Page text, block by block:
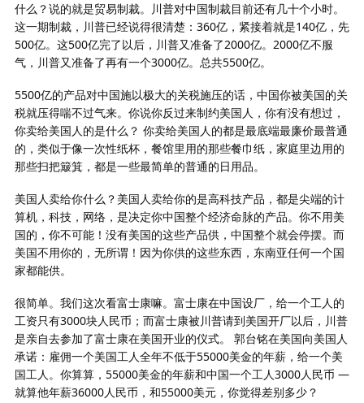
什么？说的就是贸易制裁。川普对中国制裁目前还有几十个小时。
这一期制裁，川普已经说得很清楚：360亿，紧接着就是140亿，先
500亿。这500亿完了以后，川普又准备了2000亿。2000亿不服
气，川普又准备了再有一个3000亿。总共5500亿。
5500亿的产品对中国施以极大的关税施压的话，中国你被美国的关
税就压得喘不过气来。你说你反过来制约美国人，你有没有想过，
你卖给美国人的是什么？ 你卖给美国人的都是最底端最廉价最普通
的，类似于像一次性纸杯，餐馆里用的那些餐巾纸，家庭里边用的
那些扫把簸箕，都是一些最简单的普通的日用品。
美国人卖给你什么？美国人卖给你的是高科技产品，都是尖端的计
算机，科技，网络，是决定你中国整个经济命脉的产品。你不用美
国的，你不可能！没有美国的这些产品供，中国整个就会停摆。而
美国不用你的，无所谓！因为你供的这些东西，东南亚任何一个国
家都能供。
很简单。我们这次看富士康嘛。富士康在中国设厂，给一个工人的
工资只有3000块人民币；而富士康被川普请到美国开厂以后，川普
是亲自去参加了富士康在美国开业的仪式。 郭台铭在美国向美国人
承诺：雇佣一个美国工人全年不低于55000美金的年薪，给一个美
国工人。你算算，55000美金的年薪和中国一个工人3000人民币 —
就算他年薪36000人民币，和55000美元，你觉得差别多少？